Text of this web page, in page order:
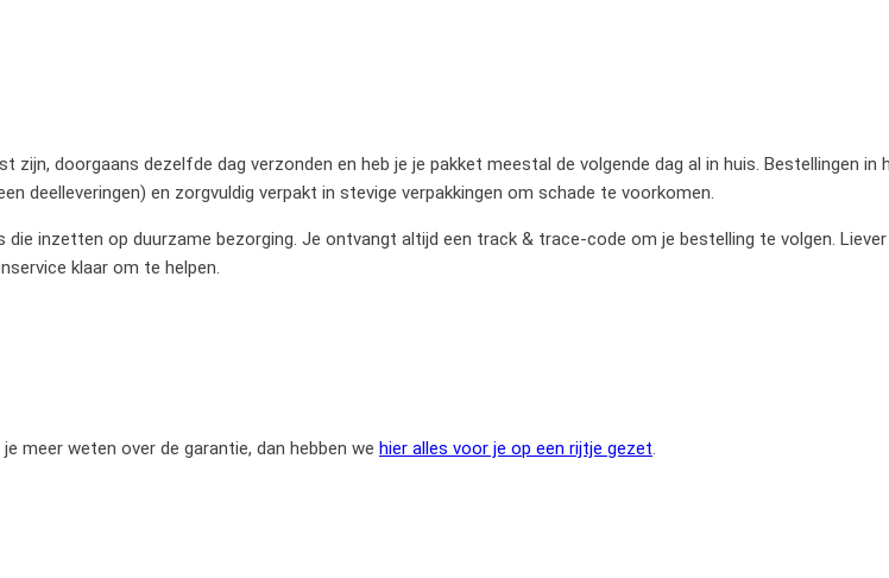
zijn, doorgaans dezelfde dag verzonden en heb je je pakket meestal de volgende dag al in huis. Bestellingen in
deelleveringen) en zorgvuldig verpakt in stevige verpakkingen om schade te voorkomen.
inzetten op duurzame bezorging. Je ontvangt altijd een track & trace-code om je bestelling te volgen.
klaar om te helpen.
meer weten over de garantie, dan hebben we hier alles voor je op een rijtje gezet.